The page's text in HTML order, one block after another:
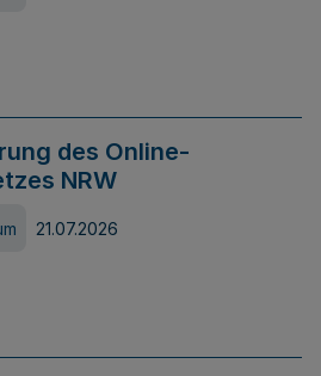
des Online-
NRW
21.07.2026